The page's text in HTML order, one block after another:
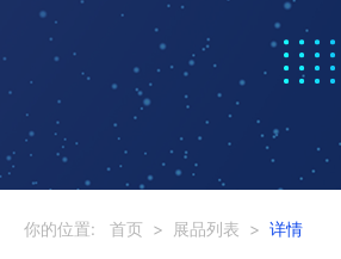
你的位置: 首页 > 展品列表 > 详情